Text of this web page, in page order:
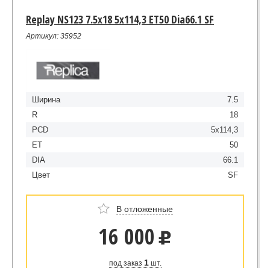
Replay NS123 7.5x18 5x114,3 ET50 Dia66.1 SF
Артикул: 35952
Ширина
7.5
R
18
PCD
5x114,3
ET
50
DIA
66.1
Цвет
SF
В отложенные
16 000 u
под заказ 1шт.